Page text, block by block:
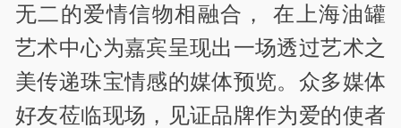
无二的爱情信物相融合， 在上海油罐
艺术中心为嘉宾呈现出一场透过艺术之
美传递珠宝情感的媒体预览。众多媒体
好友莅临现场，见证品牌作为爱的使者